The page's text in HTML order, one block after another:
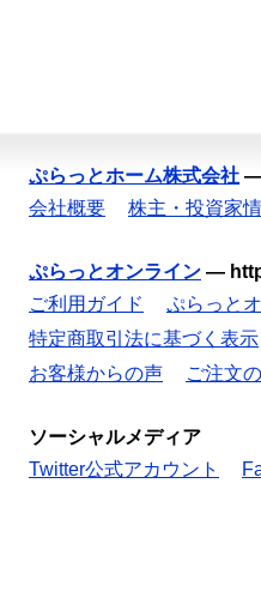
ぷらっとホーム株式会社
会社概要
株主・投資家
ぷらっとオンライン —
ご利用ガイド
ぷらっと
特定商取引法に基づく表示
お客様からの声
ご注文
ソーシャルメディア
Twitter公式アカウント